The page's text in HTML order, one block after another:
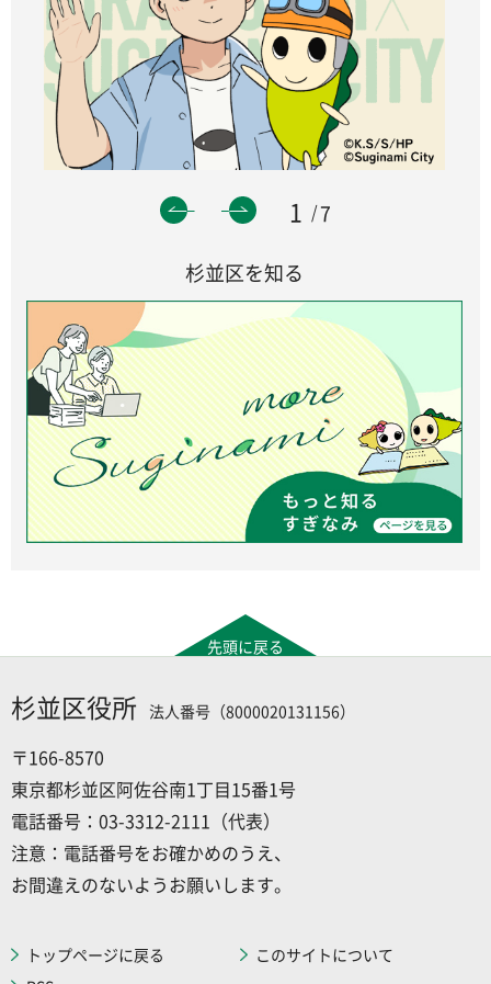
1
7
杉並区を知る
先頭に戻る
杉並区役所 法人番号（8000020131156）
〒166-8570
東京都杉並区阿佐谷南1丁目15番1号
電話番号：03-3312-2111（代表）
注意：電話番号をお確かめのうえ、
お間違えのないようお願いします。
トップページに戻る
このサイトについて